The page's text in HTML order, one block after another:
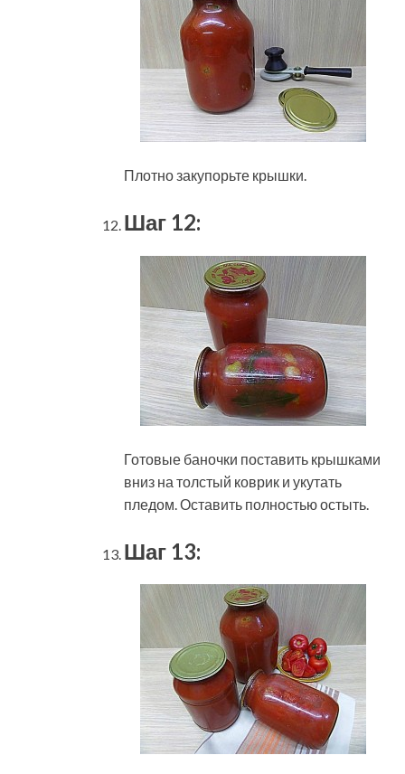
Плотно закупорьте крышки.
Шаг 12:
Готовые баночки поставить крышками
вниз на толстый коврик и укутать
пледом. Оставить полностью остыть.
Шаг 13: